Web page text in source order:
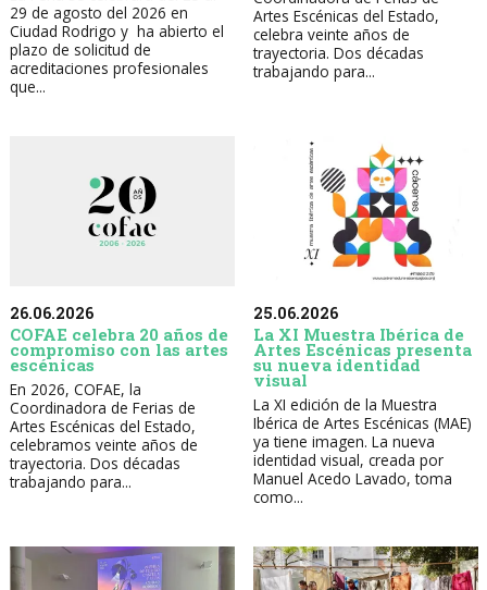
29 de agosto del 2026 en
Ciudad Rodrigo y ha abierto el
plazo de solicitud de
acreditaciones profesionales
que...
Artes Escénicas del Estado,
celebra veinte años de
trayectoria. Dos décadas
trabajando para...
26.06.2026
COFAE celebra 20 años de
compromiso con las artes
escénicas
En 2026, COFAE, la
Coordinadora de Ferias de
Artes Escénicas del Estado,
celebramos veinte años de
trayectoria. Dos décadas
trabajando para...
25.06.2026
La XI Muestra Ibérica de
Artes Escénicas presenta
su nueva identidad
visual
La XI edición de la Muestra
Ibérica de Artes Escénicas (MAE)
ya tiene imagen. La nueva
identidad visual, creada por
Manuel Acedo Lavado, toma
como...